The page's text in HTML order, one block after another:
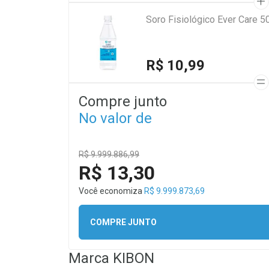
Soro Fisiológico Ever Care
R$ 10,99
Compre junto
No valor de
R$ 9.999.886,99
R$ 13,30
Você economiza R$ 9.999.873,69
COMPRE JUNTO
Marca KIBON